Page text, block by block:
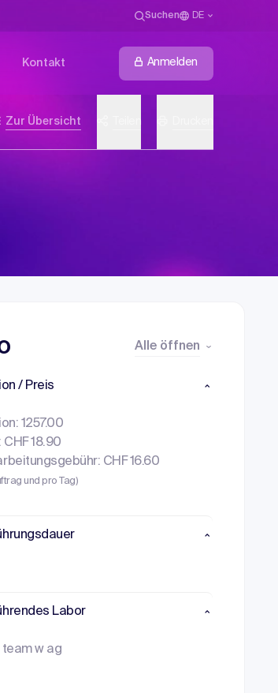
Suchen DE
Kontakt Anmelden
Zur Übersicht
Alle öffnen
/ Preis
1257.00
CHF 18.90
CHF 16.60
und pro Tag)
Labor
team w ag